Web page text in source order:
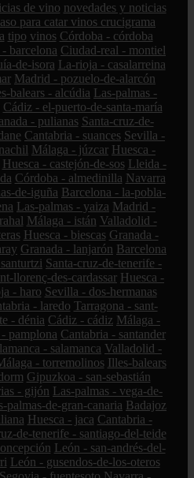
de vino novedades y noticias
para catar vinos crucigrama
tipo vinos Córdoba - córdoba
barcelona Ciudad-real - montiel
de-isora La-rioja - casalarreina
Madrid - pozuelo-de-alarcón
balears - alcúdia Las-palmas -
Cádiz - el-puerto-de-santa-maría
- pulianas Santa-cruz-de-
Cantabria - suances Sevilla -
Málaga - júzcar Huesca -
Huesca - castejón-de-sos Lleida -
Córdoba - almedinilla Navarra
de-iguña Barcelona - la-pobla-
Las-palmas - yaiza Madrid -
Málaga - istán Valladolid -
Huesca - biescas Granada -
Granada - lanjarón Barcelona
Santa-cruz-de-tenerife -
llorenç-des-cardassar Huesca -
- haro Sevilla - dos-hermanas
- laredo Tarragona - sant-
- dénia Cádiz - cádiz Málaga -
pamplona Cantabria - santander
- salamanca Valladolid -
- torremolinos Illes-balears
Gipuzkoa - san-sebastián
- gijón Las-palmas - vega-de-
palmas-de-gran-canaria Badajoz
Huesca - jaca Cantabria -
de-tenerife - santiago-del-teide
León - san-andrés-del-
León - gusendos-de-los-oteros